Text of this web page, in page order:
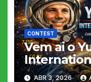
CONTEST
Vem ai o
2026
ABR 3, 2026